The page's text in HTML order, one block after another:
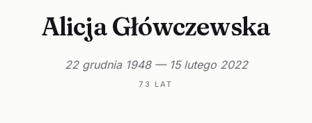
Alicja Główczewska
22 grudnia 1948 — 15 lutego 2022
73 LAT